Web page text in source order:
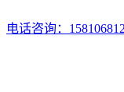
电话咨询：